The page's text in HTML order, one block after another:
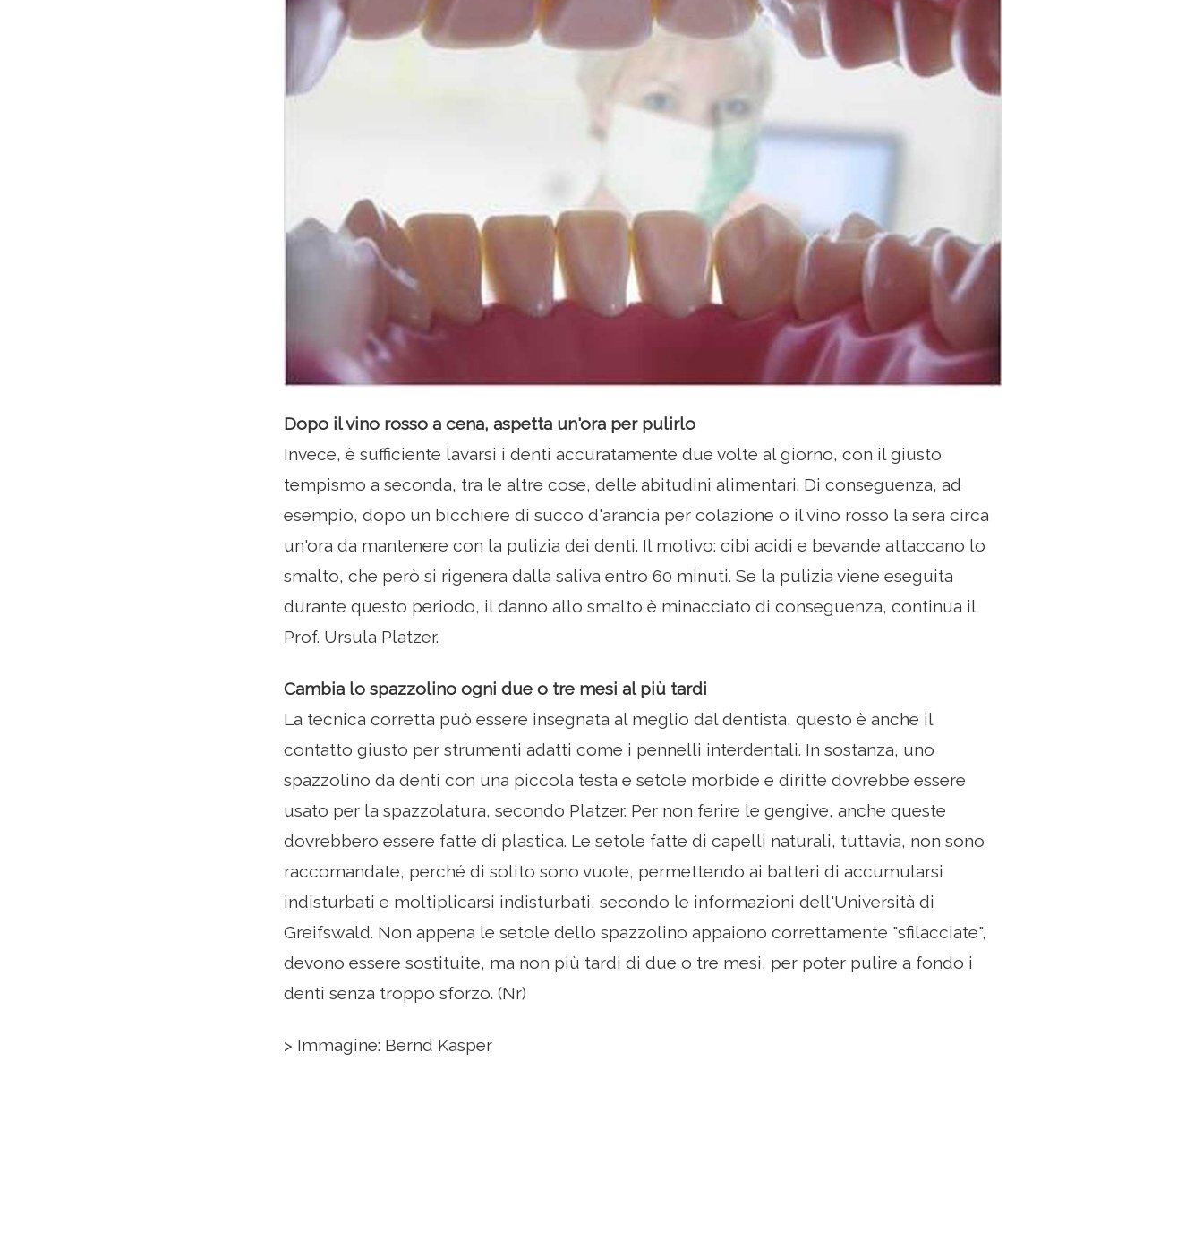
Dopo il vino rosso a cena, aspetta un'ora per pulirlo
Invece, è sufficiente lavarsi i denti accuratamente due volte al giorno, con il giusto
tempismo a seconda, tra le altre cose, delle abitudini alimentari. Di conseguenza, ad
esempio, dopo un bicchiere di succo d'arancia per colazione o il vino rosso la sera circa
un'ora da mantenere con la pulizia dei denti. Il motivo: cibi acidi e bevande attaccano lo
smalto, che però si rigenera dalla saliva entro 60 minuti. Se la pulizia viene eseguita
durante questo periodo, il danno allo smalto è minacciato di conseguenza, continua il
Prof. Ursula Platzer.
Cambia lo spazzolino ogni due o tre mesi al più tardi
La tecnica corretta può essere insegnata al meglio dal dentista, questo è anche il
contatto giusto per strumenti adatti come i pennelli interdentali. In sostanza, uno
spazzolino da denti con una piccola testa e setole morbide e diritte dovrebbe essere
usato per la spazzolatura, secondo Platzer. Per non ferire le gengive, anche queste
dovrebbero essere fatte di plastica. Le setole fatte di capelli naturali, tuttavia, non sono
raccomandate, perché di solito sono vuote, permettendo ai batteri di accumularsi
indisturbati e moltiplicarsi indisturbati, secondo le informazioni dell'Università di
Greifswald. Non appena le setole dello spazzolino appaiono correttamente "sfilacciate",
devono essere sostituite, ma non più tardi di due o tre mesi, per poter pulire a fondo i
denti senza troppo sforzo. (Nr)
> Immagine: Bernd Kasper